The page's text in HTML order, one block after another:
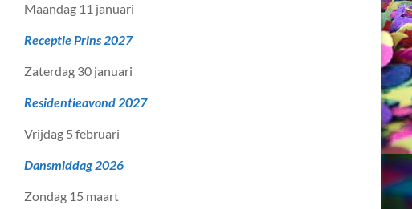
Maandag 11 januari
Receptie Prins 2027
Zaterdag 30 januari
Residentieavond 2027
Vrijdag 5 februari
Dansmiddag 2026
Zondag 15 maart